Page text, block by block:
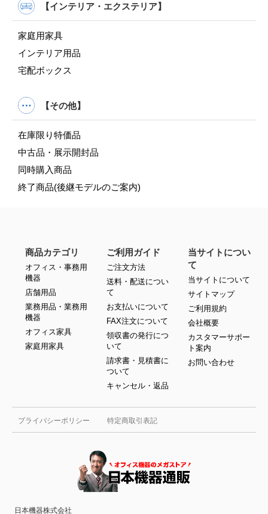
【インテリア・エクステリア】
家庭用家具
インテリア用品
宅配ボックス
【その他】
在庫限り特価品
中古品・展示開封品
同時購入商品
終了商品(後継モデルのご案内)
プライバシーポリシー 特定商取引表記
日本機器株式会社
商品カテゴリ
オフィス・事務用
機器
店舗用品
業務用品・業務用
機器
オフィス家具
家庭用家具
ご利用ガイド
ご注文方法
送料・配送につい
て
お支払いについて
FAX注文について
領収書の発行につ
いて
請求書・見積書に
ついて
キャンセル・返品
当サイトについ
て
当サイトについて
サイトマップ
ご利用規約
会社概要
カスタマーサポー
ト案内
お問い合わせ